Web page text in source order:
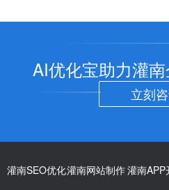
AI优化宝助力灌
立刻
灌南SEO优化灌南网站制作灌南APP